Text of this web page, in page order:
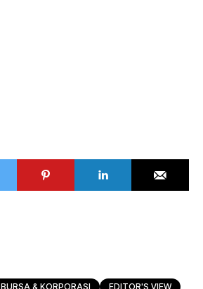
BURSA & KORPORASI EDITOR'S VIEW